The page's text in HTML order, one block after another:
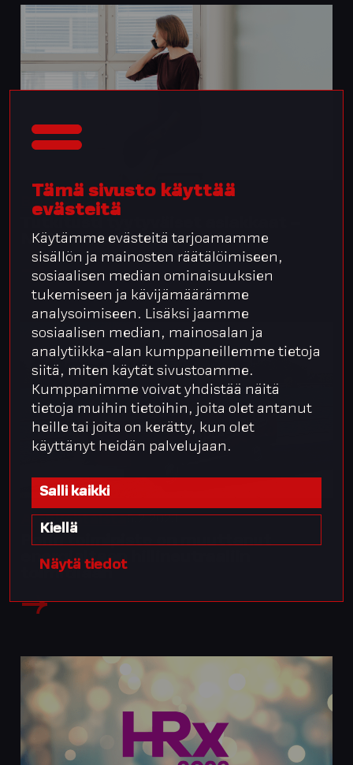
Tämä sivusto käyttää
evästeitä
Käytämme evästeitä tarjoamamme
sisällön ja mainosten räätälöimiseen,
sosiaalisen median ominaisuuksien
tukemiseen ja kävijämäärämme
analysoimiseen. Lisäksi jaamme
sosiaalisen median, mainosalan ja
analytiikka-alan kumppaneillemme tietoja
siitä, miten käytät sivustoamme.
Kumppanimme voivat yhdistää näitä
tietoja muihin tietoihin, joita olet antanut
heille tai joita on kerätty, kun olet
käyttänyt heidän palvelujaan.
Salli kaikki
Kiellä
Näytä tiedot
Blogi27.2.2023
NPS-teoria tosielämässä
Ajankohtaista
Porin toimipiste on muuttanut
energialtaan hiilineutraaliin
toimitilaan